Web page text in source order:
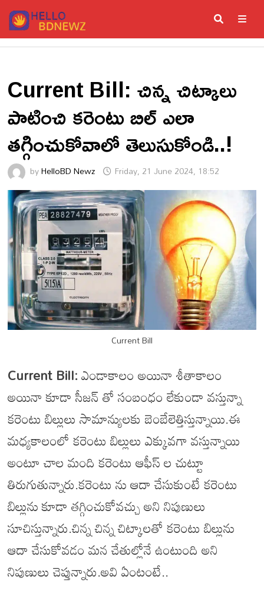
Skip
to
content
Current Bill: చిన్న చిట్కాలు
పాటించి కరెంటు బిల్ ఎలా
తగ్గించుకోవాలో తెలుసుకోండి..!
byHelloBD Newz Friday, 21 June 2024, 18:52
Current Bill
Current Bill:ఎండాకాలం అయినా శీతాకాలం
అయినా కూడా సీజన్ తో సంబంధం లేకుండా వస్తున్నా
కరెంటు బిల్లులు సామాన్యులకు బెంబేలెత్తిస్తున్నాయి.ఈ
మధ్యకాలంలో కరెంటు బిల్లులు ఎక్కువగా వస్తున్నాయి
అంటూ చాల మంది కరెంటు ఆఫీస్ ల చుట్టూ
తిరుగుతున్నారు.కరెంటు ను ఆదా చేసుకుంటే కరెంటు
బిల్లును కూడా తగ్గించుకోవచ్చు అని నిపుణులు
సూచిస్తున్నారు.చిన్న చిన్న చిట్కాలతో కరెంటు బిల్లును
ఆదా చేసుకోవడం మన చేతుల్లోనే ఉంటుంది అని
నిపుణులు చెప్తున్నారు.అవి ఏంటంటే..